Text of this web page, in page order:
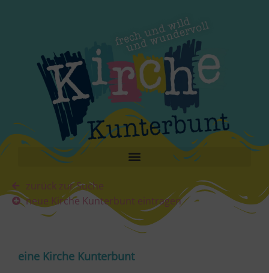
zurück zur Suche
neue Kirche Kunterbunt eintragen
eine Kirche Kunterbunt